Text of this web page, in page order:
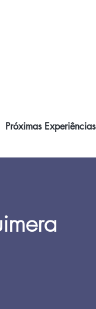
Próximas Experiências